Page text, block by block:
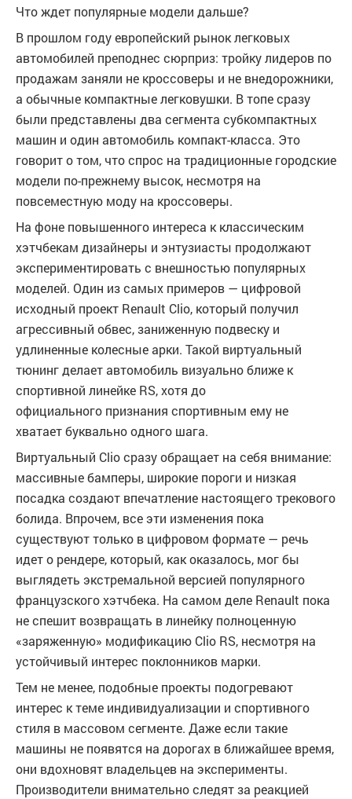
Что ждет популярные модели дальше?
В прошлом году европейский рынок легковых
автомобилей преподнес сюрприз: тройку лидеров по
продажам заняли не кроссоверы и не внедорожники,
а обычные компактные легковушки. В топе сразу
были представлены два сегмента субкомпактных
машин и один автомобиль компакт-класса. Это
говорит о том, что спрос на традиционные городские
модели по-прежнему высок, несмотря на
повсеместную моду на кроссоверы.
На фоне повышенного интереса к классическим
хэтчбекам дизайнеры и энтузиасты продолжают
экспериментировать с внешностью популярных
моделей. Один из самых примеров — цифровой
исходный проект Renault Clio, который получил
агрессивный обвес, заниженную подвеску и
удлиненные колесные арки. Такой виртуальный
тюнинг делает автомобиль визуально ближе к
спортивной линейке RS, хотя до
официального признания спортивным ему не
хватает буквально одного шага.
Виртуальный Clio сразу обращает на себя внимание:
массивные бамперы, широкие пороги и низкая
посадка создают впечатление настоящего трекового
болида. Впрочем, все эти изменения пока
существуют только в цифровом формате — речь
идет о рендере, который, как оказалось, мог бы
выглядеть экстремальной версией популярного
французского хэтчбека. На самом деле Renault пока
не спешит возвращать в линейку полноценную
«заряженную» модификацию Clio RS, несмотря на
устойчивый интерес поклонников марки.
Тем не менее, подобные проекты подогревают
интерес к теме индивидуализации и спортивного
стиля в массовом сегменте. Даже если такие
машины не появятся на дорогах в ближайшее время,
они вдохновят владельцев на эксперименты.
Производители внимательно следят за реакцией